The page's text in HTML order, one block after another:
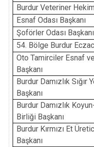
Burdur Veteriner
Esnaf Odası Başkanı
Şoförler Odası Başkanı
54. Bölge Burdur
Oto Tamirciler Esnaf
Başkanı
Burdur Damızlık
Başkanı
Burdur Damızlık
Birliği Başkanı
Burdur Kırmızı Et
Başkanı